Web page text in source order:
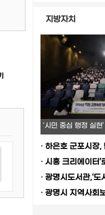
지방자치
‘시민 중심 행정 실현
· 하은호 군포시장,
· 시흥 크리에이터’
· 광명시도서관,‘도
· 광명시 지역사회